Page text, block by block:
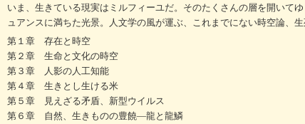
いま、生きている現実はミルフィーユだ。そのたくさんの層を開いて
ュアンスに満ちた光景。人文学の風が運ぶ、これまでにない時空論、生
第１章 存在と時空
第２章 生命と文化の時空
第３章 人影の人工知能
第４章 生きとし生ける米
第５章 見えざる矛盾、新型ウイルス
第６章 自然、生きものの豊饒―龍と龍鱗